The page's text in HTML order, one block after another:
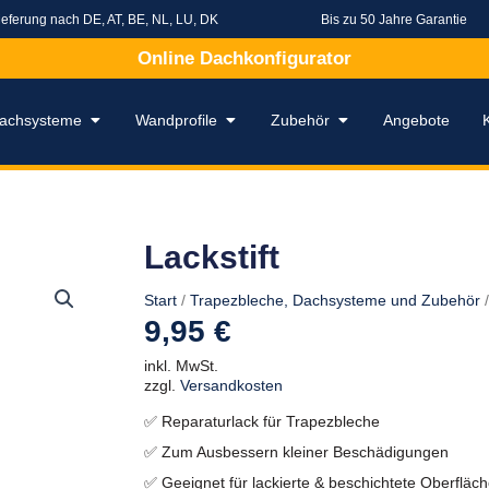
nach DE, AT, BE, NL, LU, DK Bis zu 50 Jahre Garantie
Online Dachkonfigurator
Öffne Dachsysteme
Wandprofile Öffne Wandprofile
Zubehör Öffne Zubehör
Angebote
Lackstift
Start/ Trapezbleche, Dachsysteme und Zubehör/
9,95 €
inkl. MwSt.
zzgl. Versandkosten
✅ Reparaturlack für Trapezbleche
✅ Zum Ausbessern kleiner Beschädigungen
✅ Geeignet für lackierte & beschichtete